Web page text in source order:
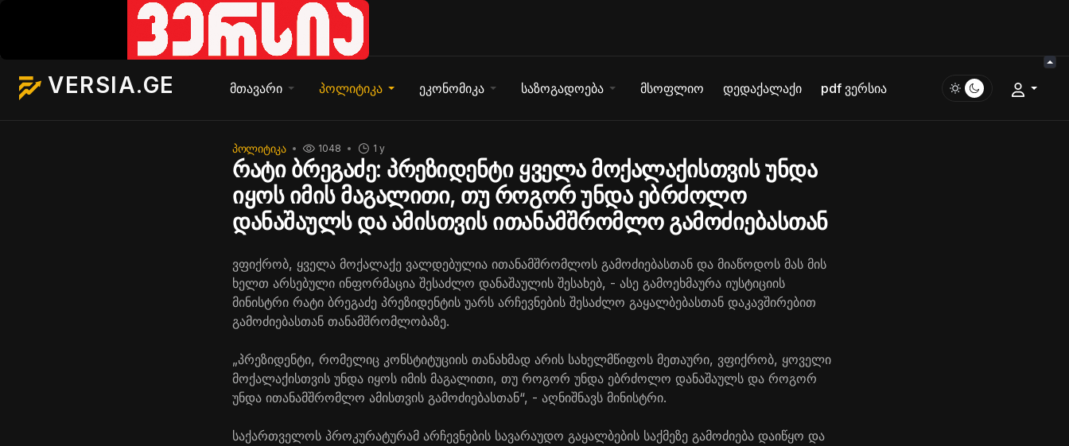
VERSIA.GE მთავარი პოლიტიკა ეკონომიკა საზოგადოება მსოფლიო დედაქალაქი pdf ვერსია
ᲞᲝᲚᲘᲢᲘᲙᲐ 1 y
1048
რატი ბრეგაძე: პრეზიდენტი ყველა მოქალაქისთვის უნდა
იყოს იმის მაგალითი, თუ როგორ უნდა ებრძოლო
დანაშაულს და ამისთვის ითანამშრომლო გამოძიებასთან
ვფიქრობ, ყველა მოქალაქე ვალდებულია ითანამშრომლოს გამოძიებასთან და მიაწოდოს მას მის
ხელთ არსებული ინფორმაცია შესაძლო დანაშაულის შესახებ, - ასე გამოეხმაურა იუსტიციის
მინისტრი რატი ბრეგაძე პრეზიდენტის უარს არჩევნების შესაძლო გაყალბებასთან დაკავშირებით
გამოძიებასთან თანამშრომლობაზე.
„პრეზიდენტი, რომელიც კონსტიტუციის თანახმად არის სახელმწიფოს მეთაური, ვფიქრობ, ყოველი
მოქალაქისთვის უნდა იყოს იმის მაგალითი, თუ როგორ უნდა ებრძოლო დანაშაულს და როგორ
უნდა ითანამშრომლო ამისთვის გამოძიებასთან“, - აღნიშნავს მინისტრი.
საქართველოს პროკურატურამ არჩევნების სავარაუდო გაყალბების საქმეზე გამოძიება დაიწყო და